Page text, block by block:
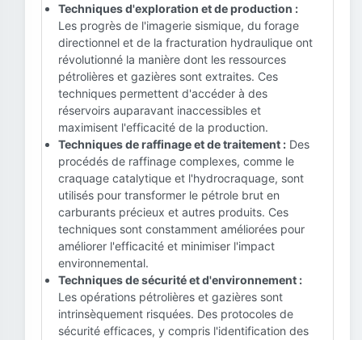
Techniques d'exploration et de production :
Les progrès de l'imagerie sismique, du forage
directionnel et de la fracturation hydraulique ont
révolutionné la manière dont les ressources
pétrolières et gazières sont extraites. Ces
techniques permettent d'accéder à des
réservoirs auparavant inaccessibles et
maximisent l'efficacité de la production.
Techniques de raffinage et de traitement : Des
procédés de raffinage complexes, comme le
craquage catalytique et l'hydrocraquage, sont
utilisés pour transformer le pétrole brut en
carburants précieux et autres produits. Ces
techniques sont constamment améliorées pour
améliorer l'efficacité et minimiser l'impact
environnemental.
Techniques de sécurité et d'environnement :
Les opérations pétrolières et gazières sont
intrinsèquement risquées. Des protocoles de
sécurité efficaces, y compris l'identification des